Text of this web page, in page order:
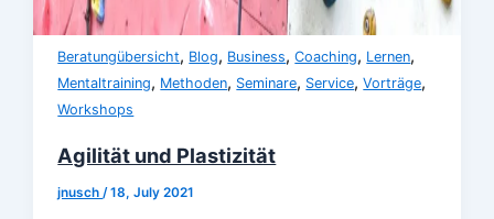
Beratungübersicht, Blog, Business,Coaching, Lernen,
Mentaltraining, Methoden, Seminare, Service,Vorträge,
Workshops
Agilität und Plastizität
jnusch/18, July 2021